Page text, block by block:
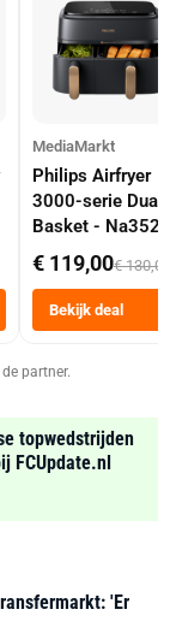
MediaMarkt
Philips Airfryer
3000-serie Dual
Basket -
Dubbele Mand 9
Tot 6 Personen
Heteluchtfriteuse
Zwart
€ 119,00€ 130,00
Bekijk deal
partner.
topwedstrijden
FCUpdate.nl
'Er